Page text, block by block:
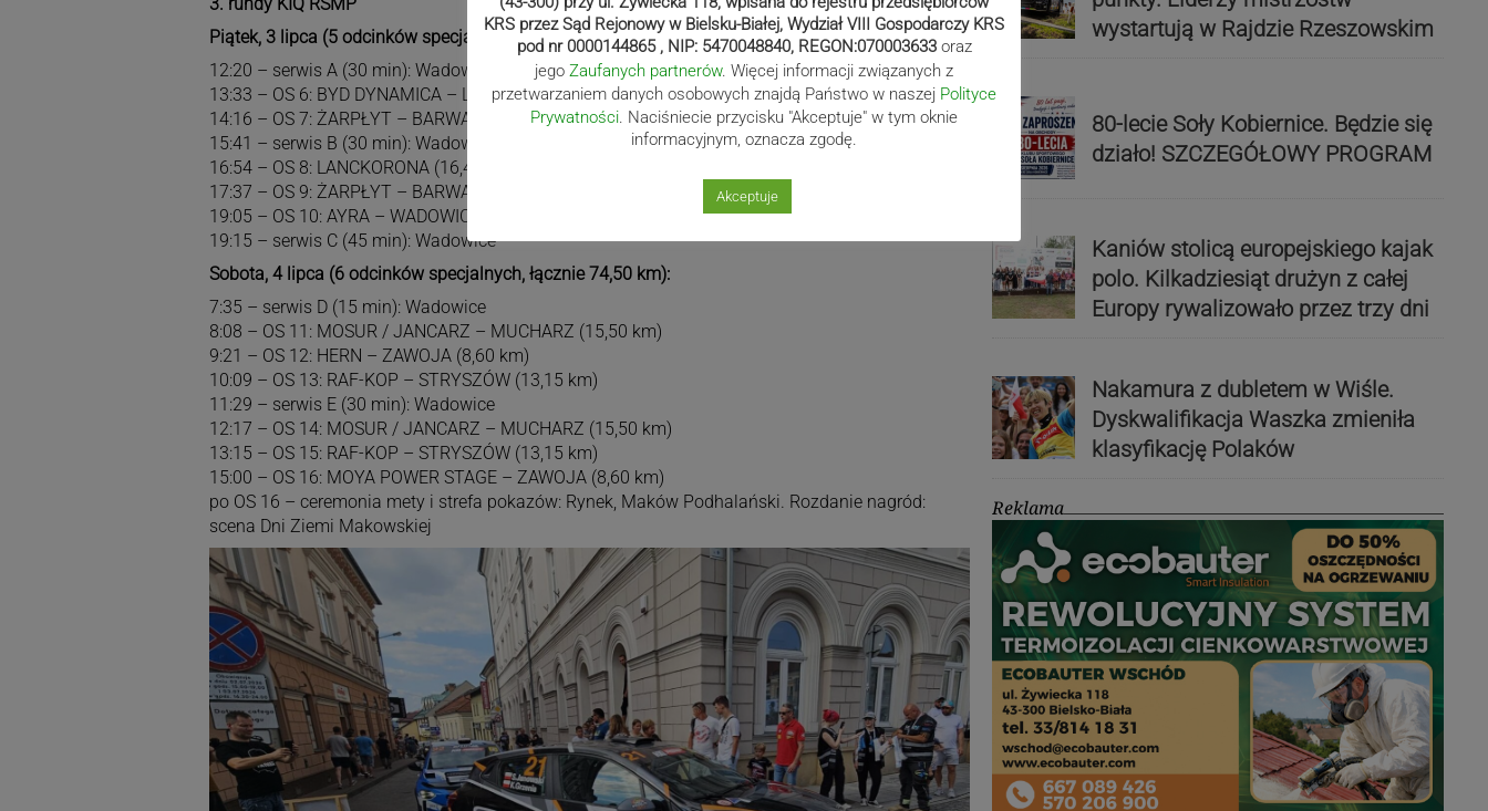
Piątek, 3 lipca (5 odcinków specjalnych, łącznie 54,37 km):
12:20 – serwis A (30 min): Wadowice
13:33 – OS 6: BYD DYNAMICA – LANCKORONA (16,40 km)
14:16 – OS 7: ŻARPŁYT – BARWAŁD (10,05 km)
15:41 – serwis B (30 min): Wadowice
16:54 – OS 8: LANCKORONA (16,40 km)
17:37 – OS 9: ŻARPŁYT – BARWAŁD (10,05 km)
19:05 – OS 10: AYRA – WADOWICE (1,47 km)
19:15 – serwis C (45 min): Wadowice
Sobota, 4 lipca (6 odcinków specjalnych, łącznie 74,50 km):
7:35 – serwis D (15 min): Wadowice
8:08 – OS 11: MOSUR / JANCARZ – MUCHARZ (15,50 km)
9:21 – OS 12: HERN – ZAWOJA (8,60 km)
10:09 – OS 13: RAF-KOP – STRYSZÓW (13,15 km)
11:29 – serwis E (30 min): Wadowice
12:17 – OS 14: MOSUR / JANCARZ – MUCHARZ (15,50 km)
13:15 – OS 15: RAF-KOP – STRYSZÓW (13,15 km)
15:00 – OS 16: MOYA POWER STAGE – ZAWOJA (8,60 km)
po OS 16 – ceremonia mety i strefa pokazów: Rynek, Maków Podhalański. Rozdanie nagród:
scena Dni Ziemi Makowskiej
wystartują w Rajdzie Rzeszowskim
80-lecie Soły Kobiernice. Będzie się
działo! SZCZEGÓŁOWY PROGRAM
Kaniów stolicą europejskiego kajak
polo. Kilkadziesiąt drużyn z całej
Europy rywalizowało przez trzy dni
Nakamura z dubletem w Wiśle.
Dyskwalifikacja Waszka zmieniła
klasyfikację Polaków
Reklama
KRS przez Sąd Rejonowy w Bielsku-Białej, Wydział VIII Gospodarczy KRS
pod nr 0000144865 , NIP: 5470048840, REGON:070003633 oraz
jego Zaufanych partnerów. Więcej informacji związanych z
przetwarzaniem danych osobowych znajdą Państwo w naszej Polityce
Prywatności . Naciśniecie przycisku "Akceptuje" w tym oknie
informacyjnym, oznacza zgodę.
Akceptuje